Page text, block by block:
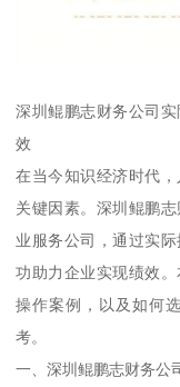
深圳鲲鹏志财务公司
效
在当今知识经济时代
关键因素。深圳鲲鹏
业服务公司，通过实
功助力企业实现绩效
操作案例，以及如何
考。
一、深圳鲲鹏志财务公